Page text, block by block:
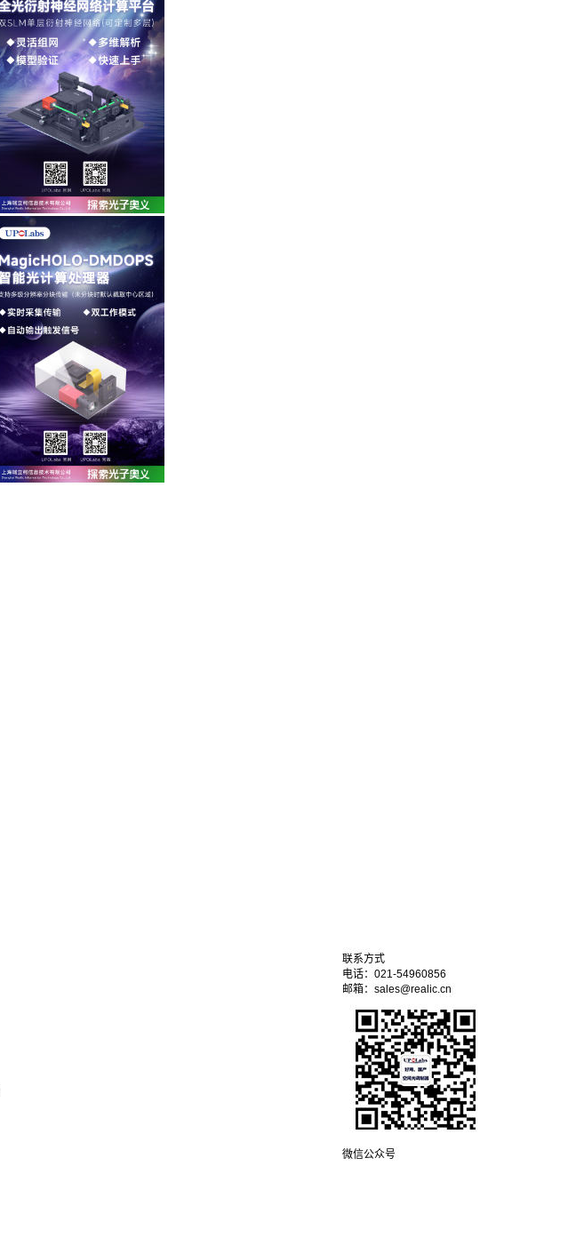
联系方式
电话：021-54960856
邮箱：sales@realic.cn
微信公众号